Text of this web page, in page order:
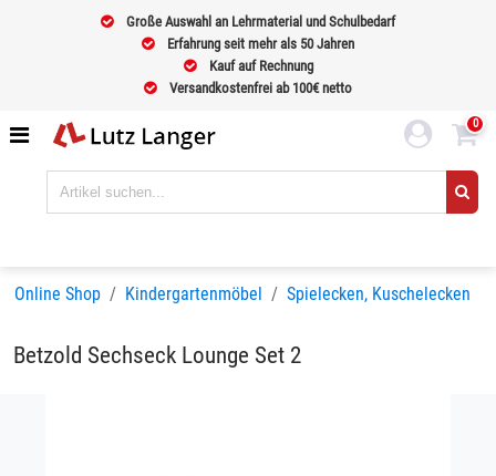
Große Auswahl an Lehrmaterial und Schulbedarf
Erfahrung seit mehr als 50 Jahren
Kauf auf Rechnung
Versandkostenfrei ab 100€ netto
0
Online Shop Kindergartenmöbel Spielecken, Kuschelecken
Betzold Sechseck Lounge Set 2